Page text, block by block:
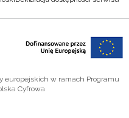
europejskich w ramach Programu
Cyfrowa